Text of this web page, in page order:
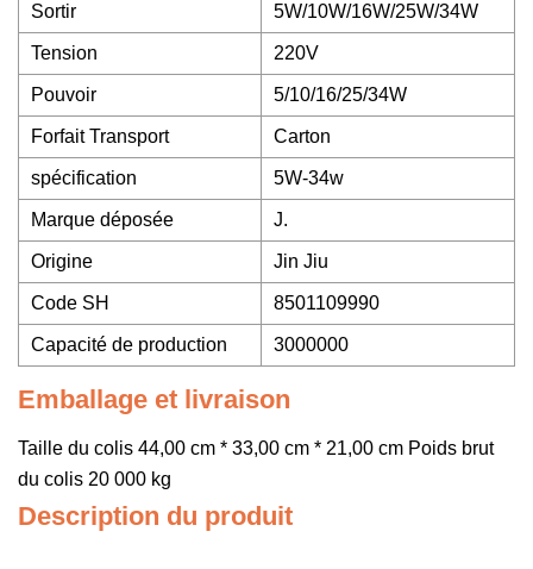
Sortir 5W/10W/16W/25W/34W
Tension 220V
Pouvoir 5/10/16/25/34W
Forfait Transport Carton
spécification 5W-34w
Marque déposée J.
Origine Jin Jiu
Code SH 8501109990
Capacité de production 3000000
Emballage et livraison
Taille du colis 44,00 cm * 33,00 cm * 21,00 cm Poids brut
du colis 20 000 kg
Description du produit